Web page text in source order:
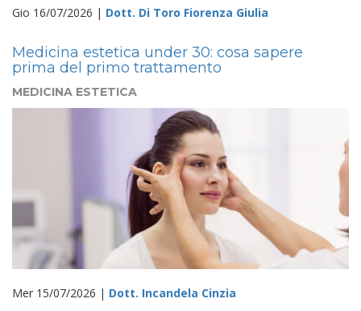
Gio 16/07/2026 | Dott. Di Toro Fiorenza Giulia
Medicina estetica under 30: cosa sapere
prima del primo trattamento
MEDICINA ESTETICA
Mer 15/07/2026 | Dott. Incandela Cinzia